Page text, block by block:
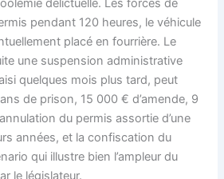
délictuelle. Les forces de
pendant 120 heures, le véhicule
placé en fourrière. Le
une suspension administrative
quelques mois plus tard, peut
de prison, 15 000 € d’amende, 9
du permis assortie d’une
années, et la confiscation du
qui illustre bien l’ampleur du
le législateur.